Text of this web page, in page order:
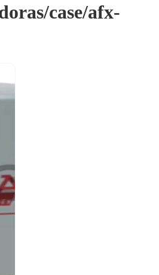
case/afx-